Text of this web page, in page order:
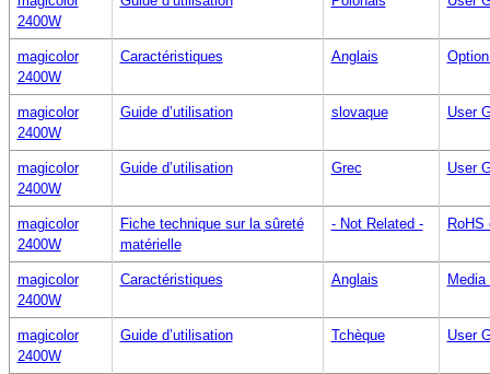
2400W
magicolor
2400W
Caractéristiques Anglais
magicolor
2400W
Guide d’utilisation slovaque User
magicolor
2400W
Guide d’utilisation Grec User
magicolor
2400W
Fiche technique sur la sûreté
matérielle
- Not Related - RoHS
magicolor
2400W
Caractéristiques Anglais
magicolor
2400W
Guide d’utilisation Tchèque User